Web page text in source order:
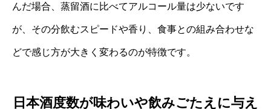
んだ場合、蒸留酒に比べてアルコール量は少ないです
が、その分飲むスピードや香り、食事との組み合わせな
どで感じ方が大きく変わるのが特徴です。
日本酒度数が味わいや飲みごたえに与え